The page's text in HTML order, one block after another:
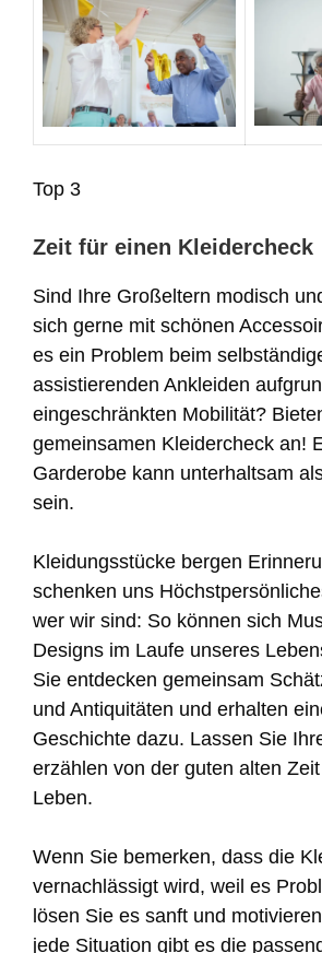
Top 3
Zeit für einen Kleidercheck
Sind Ihre Großeltern modisch
sich gerne mit schönen
es ein Problem beim
assistierenden Ankleiden
eingeschränkten Mobilität?
gemeinsamen Kleidercheck an!
Garderobe kann unterhaltsam
sein.
Kleidungsstücke bergen
schenken uns
wer wir sind: So können sich
Designs im Laufe unseres
Sie entdecken gemeinsam
und Antiquitäten und erhalten
Geschichte dazu. Lassen Sie
erzählen von der guten alten
Leben.
Wenn Sie bemerken, dass die
vernachlässigt wird, weil es
lösen Sie es sanft und
jede Situation gibt es die